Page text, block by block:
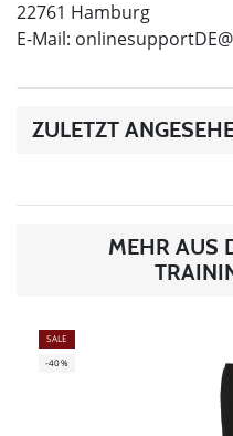
22761 Hamburg
E-Mail:
ZULETZT
MEHR AUS
SALE
-40%